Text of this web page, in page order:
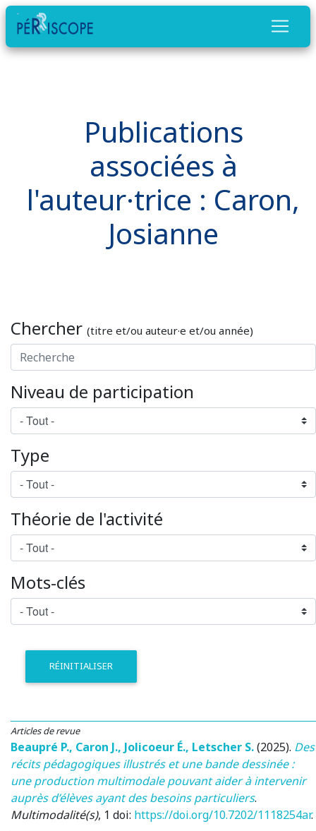
Publications
associées à
l'auteur·trice : Caron,
Josianne
Chercher (titre et/ou auteur·e et/ou année)
Niveau de participation
Type
Théorie de l'activité
Mots-clés
RÉINITIALISER
Articles de revue
Beaupré P., Caron J., Jolicoeur É., Letscher S.(2025). Des
récits pédagogiques illustrés et une bande dessinée :
une production multimodale pouvant aider à intervenir
auprès d’élèves ayant des besoins particuliers.
Multimodalité(s), 1 doi: https://doi.org/10.7202/1118254ar.